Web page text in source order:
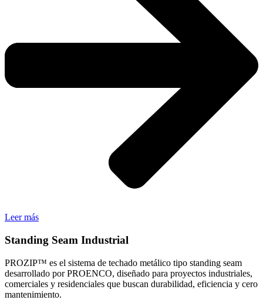
Leer más
Standing Seam Industrial
PROZIP™ es el sistema de techado metálico tipo standing seam
desarrollado por PROENCO, diseñado para proyectos industriales,
comerciales y residenciales que buscan durabilidad, eficiencia y cero
mantenimiento.